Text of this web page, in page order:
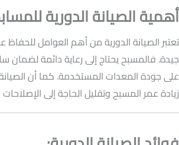
أهمية الصيانة الدورية
تعتبر الصيانة الدورية من أهم العوامل
جيدة. فالمسبح يحتاج إلى رعاية دائمة لضمان
على جودة المعدات المستخدمة. كما أن
زيادة عمر المسبح وتقليل الحاجة إلى